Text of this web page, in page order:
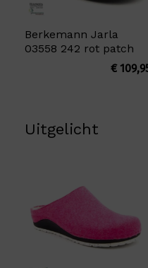
Berkemann Jarla
03558 242 rot patch
€
Uitgelicht